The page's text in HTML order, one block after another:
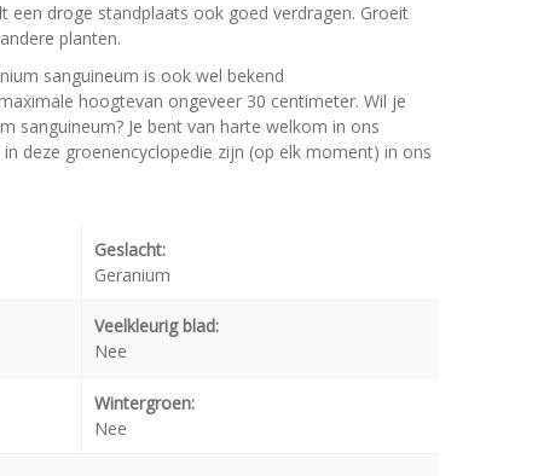
droge standplaats ook goed verdragen. Groeit
planten.
sanguineum is ook wel bekend
hoogtevan ongeveer 30 centimeter. Wil je
sanguineum? Je bent van harte welkom in ons
deze groenencyclopedie zijn (op elk moment) in ons
Geslacht:
Geranium
Veelkleurig blad:
Nee
Wintergroen:
Nee